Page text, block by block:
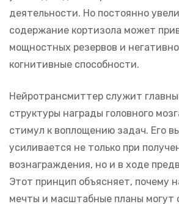
деятельности. Но постоянно
содержание кортизола может
мощностных резервов и
когнитивные способности.
Нейротрансмиттер служит
структуры награды головного
стимул к воплощению задач. Его
усиливается не только при
вознаграждения, но и в ходе
Этот принцип объясняет, почему
мечты и масштабные планы могут